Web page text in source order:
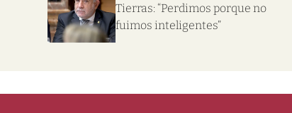
Tierras: “Perdimos porque no
fuimos inteligentes”